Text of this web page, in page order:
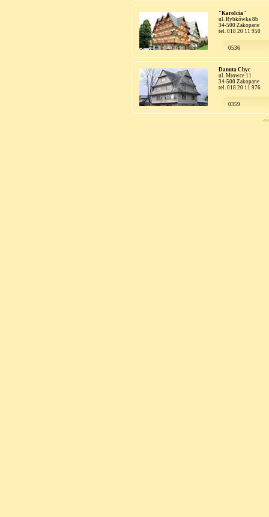
"Karolcia"
ul. Rybkówka 8b
34-500 Zakopane
tel. 018 20 11 950
0536
Danuta Chyc
ul. Mrowce 11
34-500 Zakopane
tel. 018 20 11 976
0359